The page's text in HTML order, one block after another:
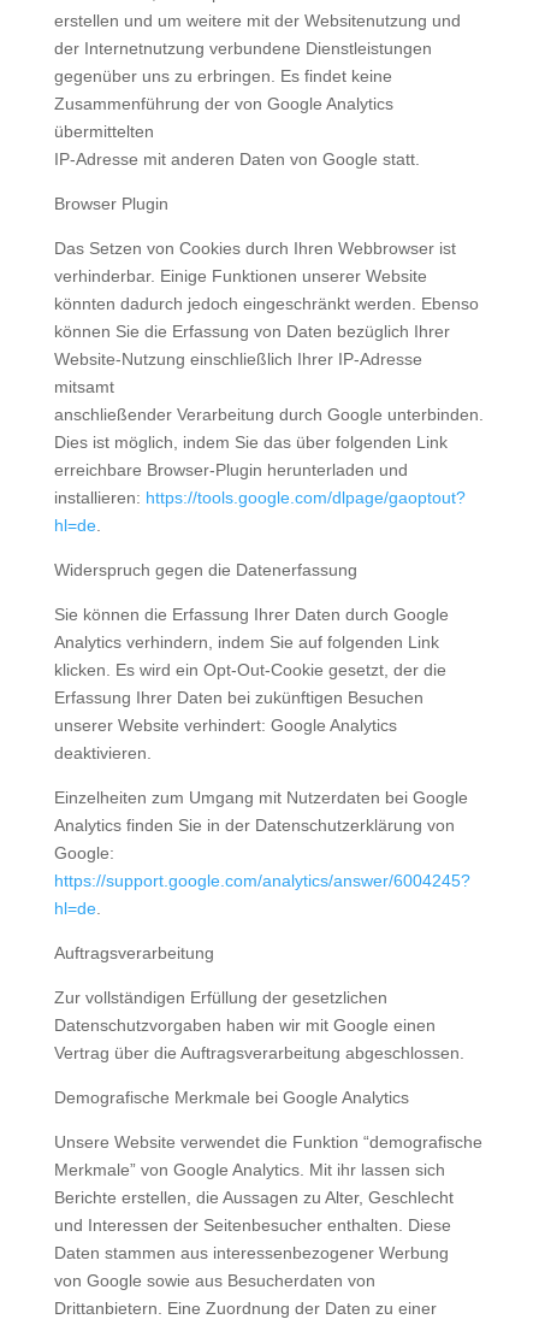
erstellen und um weitere mit der Websitenutzung und
der Internetnutzung verbundene Dienstleistungen
gegenüber uns zu erbringen. Es findet keine
Zusammenführung der von Google Analytics
übermittelten
IP-Adresse mit anderen Daten von Google statt.
Browser Plugin
Das Setzen von Cookies durch Ihren Webbrowser ist
verhinderbar. Einige Funktionen unserer Website
könnten dadurch jedoch eingeschränkt werden. Ebenso
können Sie die Erfassung von Daten bezüglich Ihrer
Website-Nutzung einschließlich Ihrer IP-Adresse
mitsamt
anschließender Verarbeitung durch Google unterbinden.
Dies ist möglich, indem Sie das über folgenden Link
erreichbare Browser-Plugin herunterladen und
installieren: https://tools.google.com/dlpage/gaoptout?
hl=de.
Widerspruch gegen die Datenerfassung
Sie können die Erfassung Ihrer Daten durch Google
Analytics verhindern, indem Sie auf folgenden Link
klicken. Es wird ein Opt-Out-Cookie gesetzt, der die
Erfassung Ihrer Daten bei zukünftigen Besuchen
unserer Website verhindert: Google Analytics
deaktivieren.
Einzelheiten zum Umgang mit Nutzerdaten bei Google
Analytics finden Sie in der Datenschutzerklärung von
Google:
https://support.google.com/analytics/answer/6004245?
hl=de.
Auftragsverarbeitung
Zur vollständigen Erfüllung der gesetzlichen
Datenschutzvorgaben haben wir mit Google einen
Vertrag über die Auftragsverarbeitung abgeschlossen.
Demografische Merkmale bei Google Analytics
Unsere Website verwendet die Funktion “demografische
Merkmale” von Google Analytics. Mit ihr lassen sich
Berichte erstellen, die Aussagen zu Alter, Geschlecht
und Interessen der Seitenbesucher enthalten. Diese
Daten stammen aus interessenbezogener Werbung
von Google sowie aus Besucherdaten von
Drittanbietern. Eine Zuordnung der Daten zu einer